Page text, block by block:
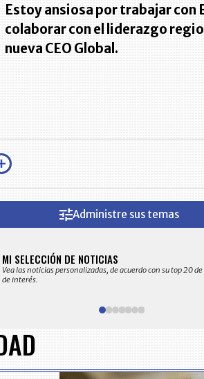
Estoy ansiosa por trabajar
colaborar con el liderazgo
nueva CEO Global.
Administre sus temas
MI SELECCIÓN DE NOTICIAS
Vea las noticias personalizadas, de acuerdo con su top 20
de interés.
of
7